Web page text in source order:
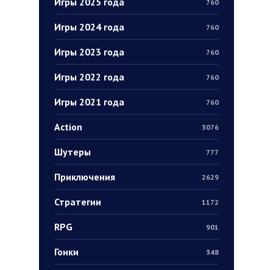
760
Игры 2024 года 760
Игры 2023 года 760
Игры 2022 года 760
Игры 2021 года 760
Action 3076
Шутеры 777
Приключения 2629
Стратегии 1172
RPG 901
Гонки 348